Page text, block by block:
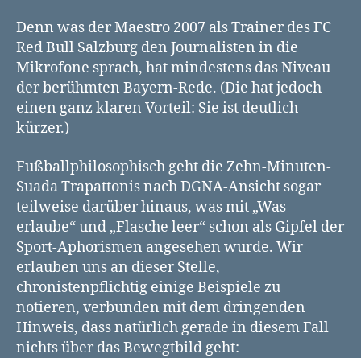
Denn was der Maestro 2007 als Trainer des FC
Red Bull Salzburg den Journalisten in die
Mikrofone sprach, hat mindestens das Niveau
der berühmten Bayern-Rede. (Die hat jedoch
einen ganz klaren Vorteil: Sie ist deutlich
kürzer.)
Fußballphilosophisch geht die Zehn-Minuten-
Suada Trapattonis nach DGNA-Ansicht sogar
teilweise darüber hinaus, was mit „Was
erlaube“ und „Flasche leer“ schon als Gipfel der
Sport-Aphorismen angesehen wurde. Wir
erlauben uns an dieser Stelle,
chronistenpflichtig einige Beispiele zu
notieren, verbunden mit dem dringenden
Hinweis, dass natürlich gerade in diesem Fall
nichts über das Bewegtbild geht: